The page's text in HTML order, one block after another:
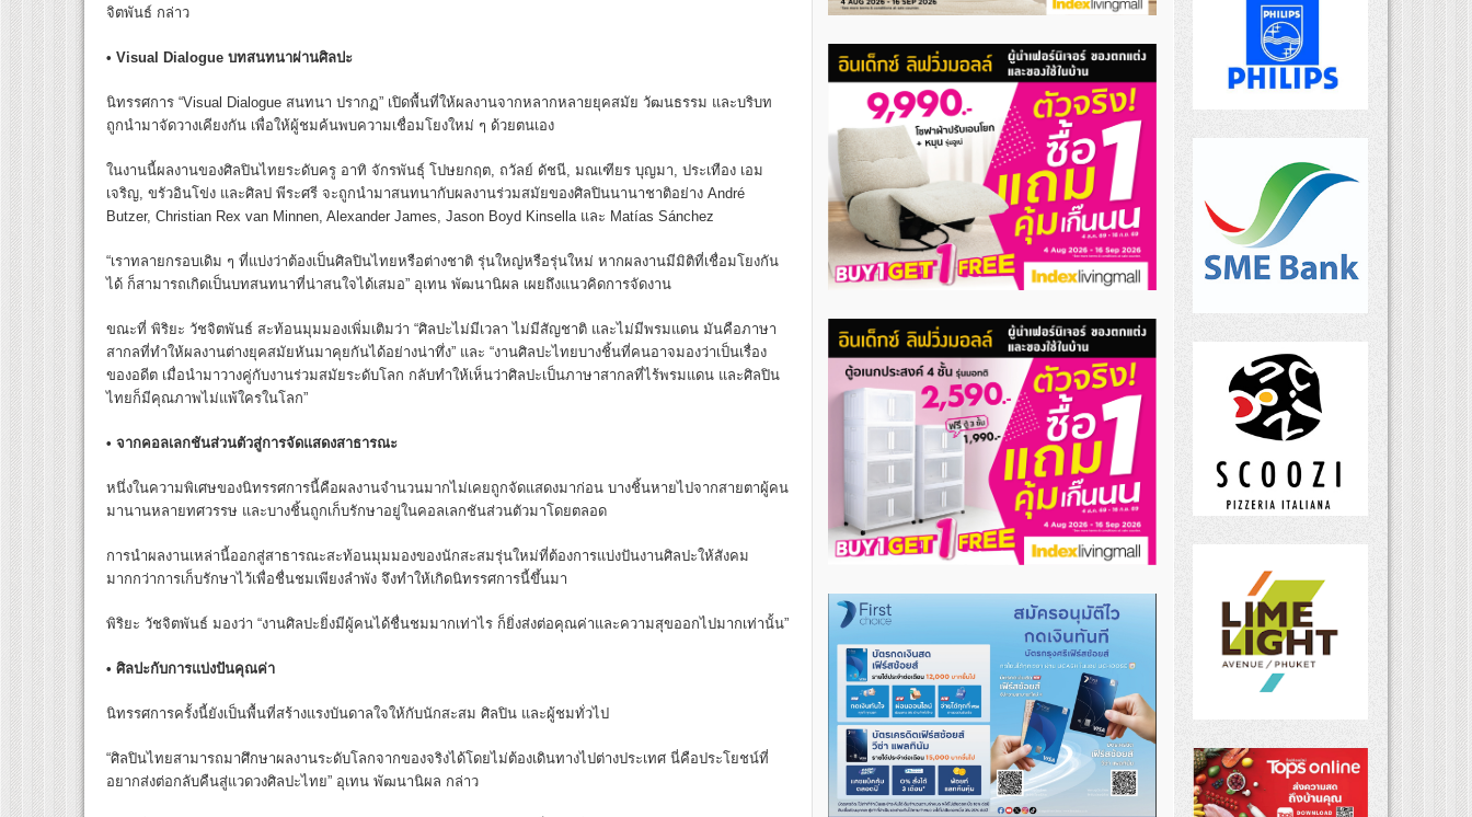
จิตพันธ์ กล่าว
• Visual Dialogue บทสนทนาผ่านศิลปะ
นิทรรศการ “Visual Dialogue สนทนา ปรากฏ” เปิดพื้นที่ให้ผลงานจากหลากหลายยุคสมัย วัฒนธรรม และบริบท
ถูกนำมาจัดวางเคียงกัน เพื่อให้ผู้ชมค้นพบความเชื่อมโยงใหม่ ๆ ด้วยตนเอง
ในงานนี้ผลงานของศิลปินไทยระดับครู อาทิ จักรพันธุ์ โปษยกฤต, ถวัลย์ ดัชนี, มณเฑียร บุญมา, ประเทือง เอม
เจริญ, ขรัวอินโข่ง และศิลป พีระศรี จะถูกนำมาสนทนากับผลงานร่วมสมัยของศิลปินนานาชาติอย่าง André
Butzer, Christian Rex van Minnen, Alexander James, Jason Boyd Kinsella และ Matías Sánchez
“เราทลายกรอบเดิม ๆ ที่แบ่งว่าต้องเป็นศิลปินไทยหรือต่างชาติ รุ่นใหญ่หรือรุ่นใหม่ หากผลงานมีมิติที่เชื่อมโยงกัน
ได้ ก็สามารถเกิดเป็นบทสนทนาที่น่าสนใจได้เสมอ” อุเทน พัฒนานิผล เผยถึงแนวคิดการจัดงาน
ขณะที่ พิริยะ วัชจิตพันธ์ สะท้อนมุมมองเพิ่มเติมว่า “ศิลปะไม่มีเวลา ไม่มีสัญชาติ และไม่มีพรมแดน มันคือภาษา
สากลที่ทำให้ผลงานต่างยุคสมัยหันมาคุยกันได้อย่างน่าทึ่ง” และ “งานศิลปะไทยบางชิ้นที่คนอาจมองว่าเป็นเรื่อง
ของอดีต เมื่อนำมาวางคู่กับงานร่วมสมัยระดับโลก กลับทำให้เห็นว่าศิลปะเป็นภาษาสากลที่ไร้พรมแดน และศิลปิน
ไทยก็มีคุณภาพไม่แพ้ใครในโลก”
• จากคอลเลกชันส่วนตัวสู่การจัดแสดงสาธารณะ
หนึ่งในความพิเศษของนิทรรศการนี้คือผลงานจำนวนมากไม่เคยถูกจัดแสดงมาก่อน บางชิ้นหายไปจากสายตาผู้คน
มานานหลายทศวรรษ และบางชิ้นถูกเก็บรักษาอยู่ในคอลเลกชันส่วนตัวมาโดยตลอด
การนำผลงานเหล่านี้ออกสู่สาธารณะสะท้อนมุมมองของนักสะสมรุ่นใหม่ที่ต้องการแบ่งปันงานศิลปะให้สังคม
มากกว่าการเก็บรักษาไว้เพื่อชื่นชมเพียงลำพัง จึงทำให้เกิดนิทรรศการนี้ขึ้นมา
พิริยะ วัชจิตพันธ์ มองว่า “งานศิลปะยิ่งมีผู้คนได้ชื่นชมมากเท่าไร ก็ยิ่งส่งต่อคุณค่าและความสุขออกไปมากเท่านั้น”
• ศิลปะกับการแบ่งปันคุณค่า
นิทรรศการครั้งนี้ยังเป็นพื้นที่สร้างแรงบันดาลใจให้กับนักสะสม ศิลปิน และผู้ชมทั่วไป
“ศิลปินไทยสามารถมาศึกษาผลงานระดับโลกจากของจริงได้โดยไม่ต้องเดินทางไปต่างประเทศ นี่คือประโยชน์ที่
อยากส่งต่อกลับคืนสู่แวดวงศิลปะไทย” อุเทน พัฒนานิผล กล่าว